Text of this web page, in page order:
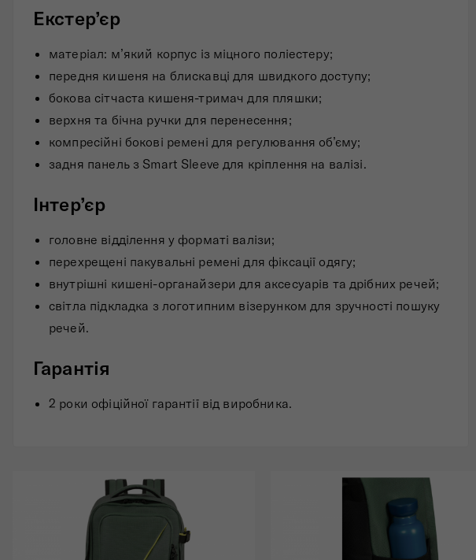
Екстер’єр
матеріал: м’який корпус із міцного поліестеру;
передня кишеня на блискавці для швидкого доступу;
бокова сітчаста кишеня-тримач для пляшки;
верхня та бічна ручки для перенесення;
компресійні бокові ремені для регулювання об’єму;
задня панель з Smart Sleeve для кріплення на валізі.
Інтер’єр
головне відділення у форматі валізи;
перехрещені пакувальні ремені для фіксації одягу;
внутрішні кишені-органайзери для аксесуарів та дрібних речей;
світла підкладка з логотипним візерунком для зручності пошуку
речей.
Гарантія
2 роки офіційної гарантії від виробника.